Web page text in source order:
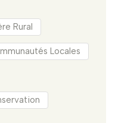
Rural
Locales